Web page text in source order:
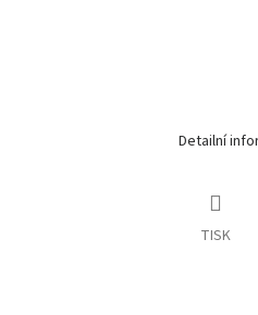
Detailní
TISK